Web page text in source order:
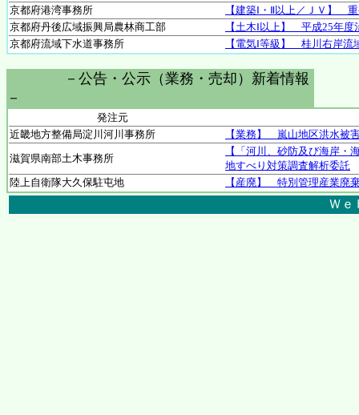
京都府港湾事務所
【建築Ⅰ・Ⅱ以上／ＪＶ】
京都府丹後広域振興局農林商工部
【土木Ⅰ以上】 平成25年
京都府流域下水道事務所
【電気Ⅰ等級】 桂川右岸流
－公告・公示（業務・売却）新着情報
－
発注元
近畿地方整備局淀川河川事務所
【業務】 嵐山地区洪水被
滋賀県南部土木事務所
【「河川、砂防及び海岸
地すべり対策調査解析委託
陸上自衛隊大久保駐屯地
【産廃】 特別管理産業廃
Ｗｅ